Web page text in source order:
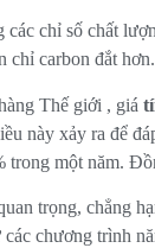
các chỉ số chất
chỉ carbon đắt
Thế giới , giá
này xảy ra để
trong một năm.
trọng, chẳng
chương trình